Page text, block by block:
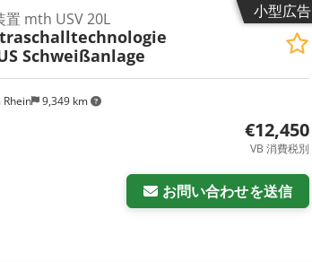
小型広告
9,349 km
置 mth USV 20L
Schweißanlage
€12,450
VB 消費税別
お問い合わせを送信